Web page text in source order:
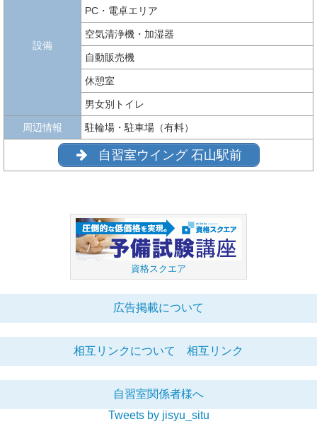
設備
PC・電卓エリア
空気清浄機・加湿器
自動販売機
休憩室
男女別トイレ
周辺情報 駐輪場・駐車場（有料）
自習室ウイング 石山駅前
資格スクエア
広告掲載について
相互リンクについて 相互リンク
自習室関係者様へ
Tweets by jisyu_situ